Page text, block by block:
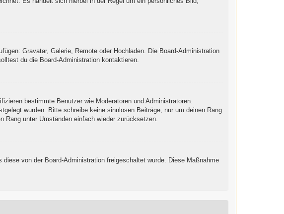
Gravatar, Galerie, Remote oder Hochladen. Die Board-Administration
du die Board-Administration kontaktieren.
bestimmte Benutzer wie Moderatoren und Administratoren.
wurden. Bitte schreibe keine sinnlosen Beiträge, nur um deinen Rang
unter Umständen einfach wieder zurücksetzen.
von der Board-Administration freigeschaltet wurde. Diese Maßnahme